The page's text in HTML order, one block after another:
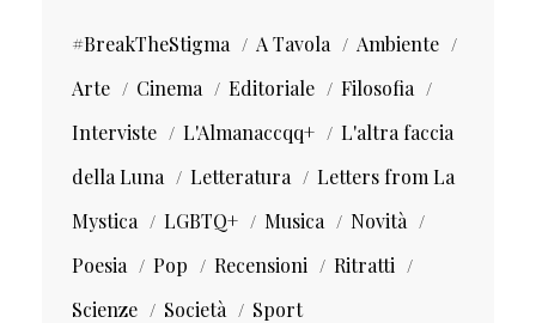
#BreakTheStigma A Tavola
Ambiente
Arte
Cinema Editoriale
Filosofia
Interviste
L'Almanaccqq+
L'altra faccia
della Luna
Letteratura
Letters from La
Mystica
LGBTQ+ Musica
Novità
Poesia
Pop Recensioni
Ritratti
Scienze
Società Sport